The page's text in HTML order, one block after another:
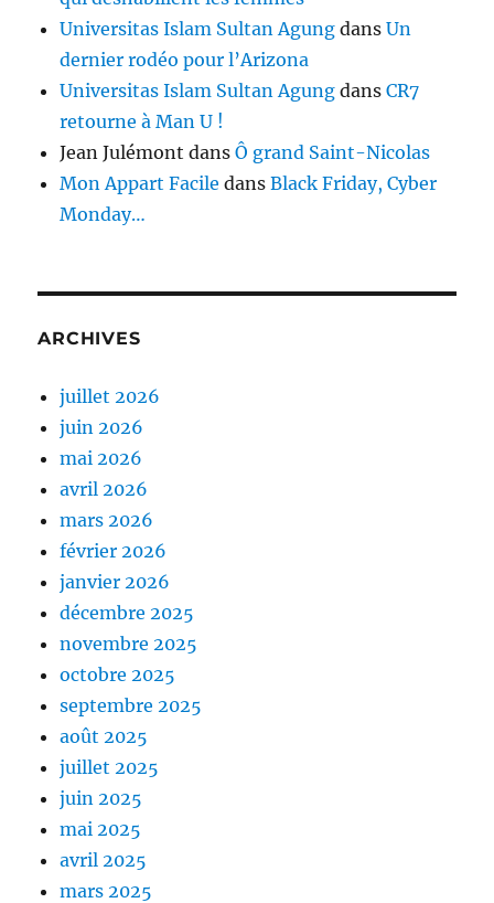
Universitas Islam Sultan Agung dansUn
dernier rodéo pour l’Arizona
Universitas Islam Sultan Agung dansCR7
retourne à Man U !
Jean Julémont dansÔ grand Saint-Nicolas
Mon Appart Facile dansBlack Friday, Cyber
Monday…
ARCHIVES
juillet 2026
juin 2026
mai 2026
avril 2026
mars 2026
février 2026
janvier 2026
décembre 2025
novembre 2025
octobre 2025
septembre 2025
août 2025
juillet 2025
juin 2025
mai 2025
avril 2025
mars 2025